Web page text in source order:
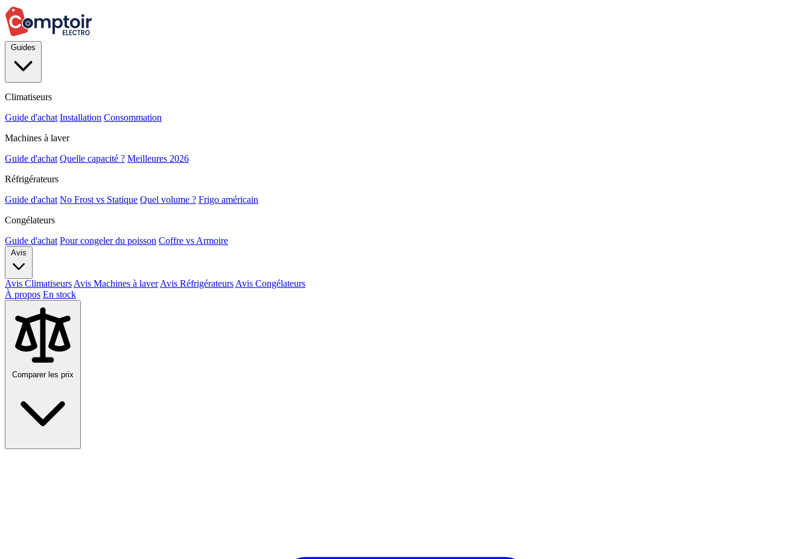
Climatiseurs
Guide d'achat Installation Consommation
Machines à laver
Guide d'achat Quelle capacité ? Meilleures 2026
Réfrigérateurs
Guide d'achat No Frost vs Statique Quel volume ? Frigo américain
Congélateurs
Guide d'achat Pour congeler du poisson Coffre vs Armoire
Avis Climatiseurs Avis Machines à laver Avis Réfrigérateurs Avis Congélateurs
À propos En stock